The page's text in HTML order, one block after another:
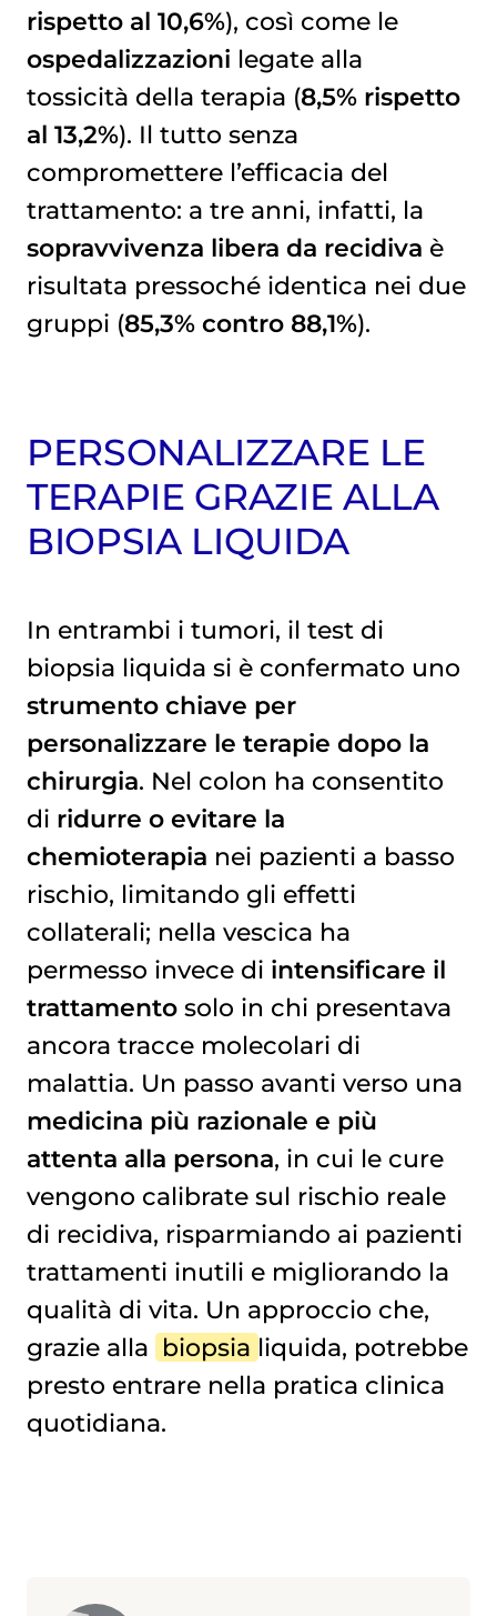
rispetto al 10,6%), così come le
ospedalizzazioni legate alla
tossicità della terapia (8,5% rispetto
al 13,2%). Il tutto senza
compromettere l’efficacia del
trattamento: a tre anni, infatti, la
sopravvivenza libera da recidiva è
risultata pressoché identica nei due
gruppi (85,3% contro 88,1%).
PERSONALIZZARE LE
TERAPIE GRAZIE ALLA
BIOPSIA LIQUIDA
In entrambi i tumori, il test di
biopsia liquida si è confermato uno
strumento chiave per
personalizzare le terapie dopo la
chirurgia. Nel colon ha consentito
di ridurre o evitare la
chemioterapia nei pazienti a basso
rischio, limitando gli effetti
collaterali; nella vescica ha
permesso invece di intensificare il
trattamentosolo in chi presentava
ancora tracce molecolari di
malattia. Un passo avanti verso una
medicina più razionale e più
attenta alla persona, in cui le cure
vengono calibrate sul rischio reale
di recidiva, risparmiando ai pazienti
trattamenti inutili e migliorando la
qualità di vita. Un approccio che,
grazie alla biopsia liquida, potrebbe
presto entrare nella pratica clinica
quotidiana.